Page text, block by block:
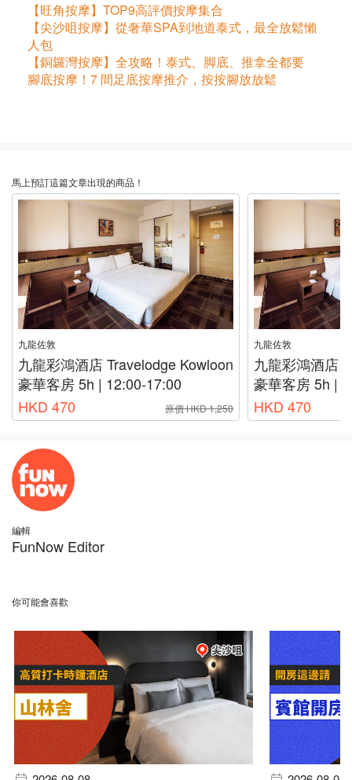
【旺角按摩】TOP9高評價按摩集合
【尖沙咀按摩】從奢華SPA到地道泰式，最全放鬆懶
人包
【銅鑼灣按摩】全攻略！泰式、脚底、推拿全都要
腳底按摩！7 間足底按摩推介，按按腳放放鬆
馬上預訂這篇文章出現的商品！
九龍佐敦
九龍彩鴻酒店 Travelodge Kowloon
豪華客房 5h | 12:00-17:00
原價 HKD 1,250
HKD 470
九龍佐敦
九龍彩鴻酒店
豪華客房 5h |
HKD 470
編輯
FunNow Editor
你可能會喜歡